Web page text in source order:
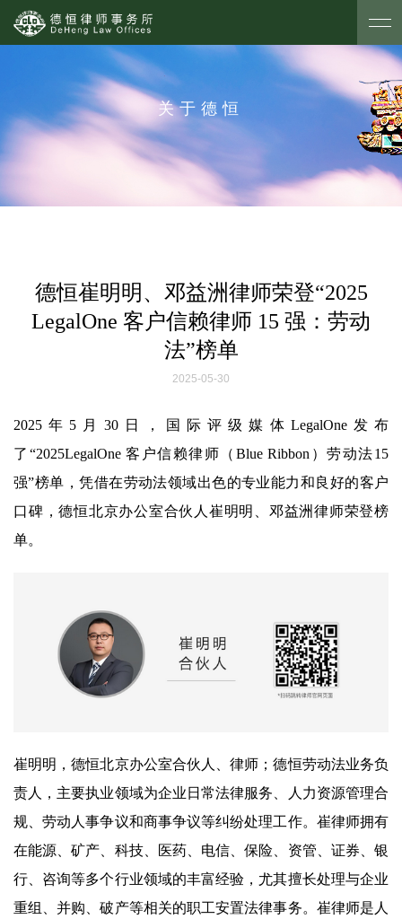
关于德恒
德恒崔明明、邓益洲律师荣登“2025
LegalOne 客户信赖律师 15 强：劳动
法”榜单
2025-05-30
2025年5月30日，国际评级媒体LegalOne发布
了“2025LegalOne 客户信赖律师（Blue Ribbon）劳动法15
强”榜单，凭借在劳动法领域出色的专业能力和良好的客户
口碑，德恒北京办公室合伙人崔明明、邓益洲律师荣登榜
单。
崔明明，德恒北京办公室合伙人、律师；德恒劳动法业务负
责人，主要执业领域为企业日常法律服务、人力资源管理合
规、劳动人事争议和商事争议等纠纷处理工作。崔律师拥有
在能源、矿产、科技、医药、电信、保险、资管、证券、银
行、咨询等多个行业领域的丰富经验，尤其擅长处理与企业
重组、并购、破产等相关的职工安置法律事务。崔律师是人